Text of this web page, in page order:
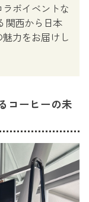
ボイベントな
関西から日本
力をお届けし
コーヒーの未